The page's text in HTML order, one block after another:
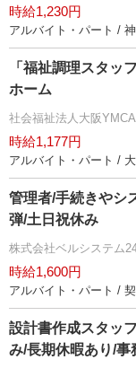
時給1,230円
アルバイト・パート /
「福祉調理スタッ
ホーム
社会福祉法人大阪
時給1,177円
アルバイト・パート /
管理者/手続きやシ
弾/土日祝休み
株式会社ベルシステム
時給1,600円
アルバイト・パート /
設計書作成スタッ
み/長期休暇あり/事